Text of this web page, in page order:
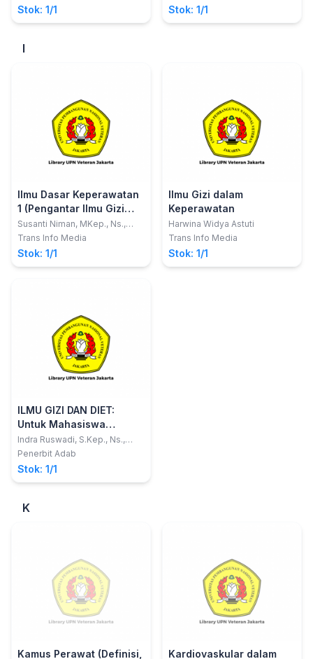
Law - Sebuah
Pengembangan Budaya
MM.
Stok: 1/1
(Dilengkapi Hasil
Penelitian di Bidang
Endrat Kartiko Utomo, S.Kep.,
M.Kep.
Stok: 1/1
I
Ilmu Dasar Keperawatan
1 (Pengantar Ilmu Gizi
untuk Perawat)
Susanti Niman, MKep., Ns.,
Sp.Kep.J
Trans Info Media
Stok: 1/1
Ilmu Gizi dalam
Keperawatan
Harwina Widya Astuti
Trans Info Media
Stok: 1/1
ILMU GIZI DAN DIET:
Untuk Mahasiswa
Keperawatan
Indra Ruswadi, S.Kep., Ns.,
M.PH, DNM
Penerbit Adab
Stok: 1/1
K
Kamus Perawat (Definisi, Kardiovaskular dalam